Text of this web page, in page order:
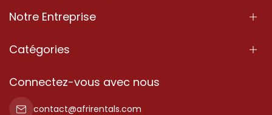
Notre Entreprise
À Propos
Catégories
Propriété
Propriété à vendre
Connectez-vous avec nous
contact@afrirentals.com